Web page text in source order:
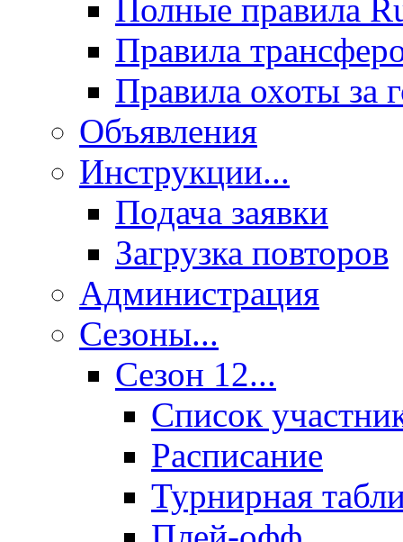
Полные правила
Правила
Правила охоты за
Объявления
Инструкции...
Подача заявки
Загрузка повторов
Администрация
Сезоны...
Сезон 12...
Список
Расписание
Турнирная